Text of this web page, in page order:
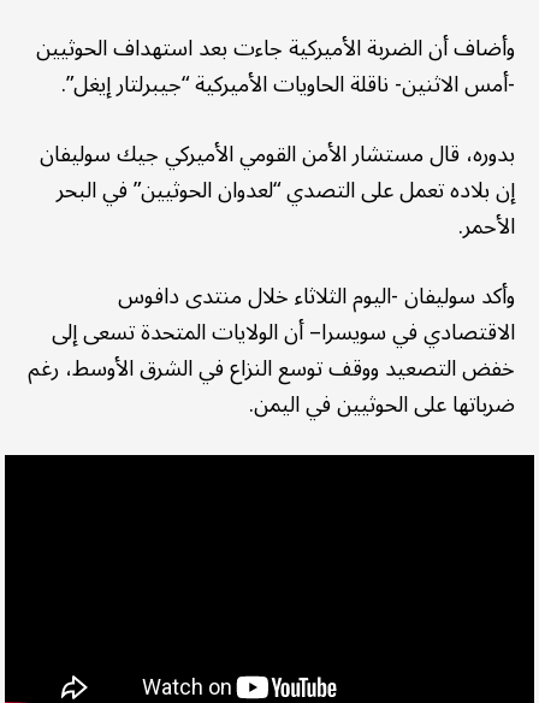
وأضاف أن الضربة الأميركية جاءت بعد استهداف الحوثيين
-أمس الاثنين- ناقلة الحاويات الأميركية “جيبرلتار إيغل”.
بدوره، قال مستشار الأمن القومي الأميركي جيك سوليفان
إن بلاده تعمل على التصدي “لعدوان الحوثيين” في البحر
الأحمر.
وأكد سوليفان -اليوم الثلاثاء خلال منتدى دافوس
الاقتصادي في سويسرا– أن الولايات المتحدة تسعى إلى
خفض التصعيد ووقف توسع النزاع في الشرق الأوسط، رغم
ضرباتها على الحوثيين في اليمن.